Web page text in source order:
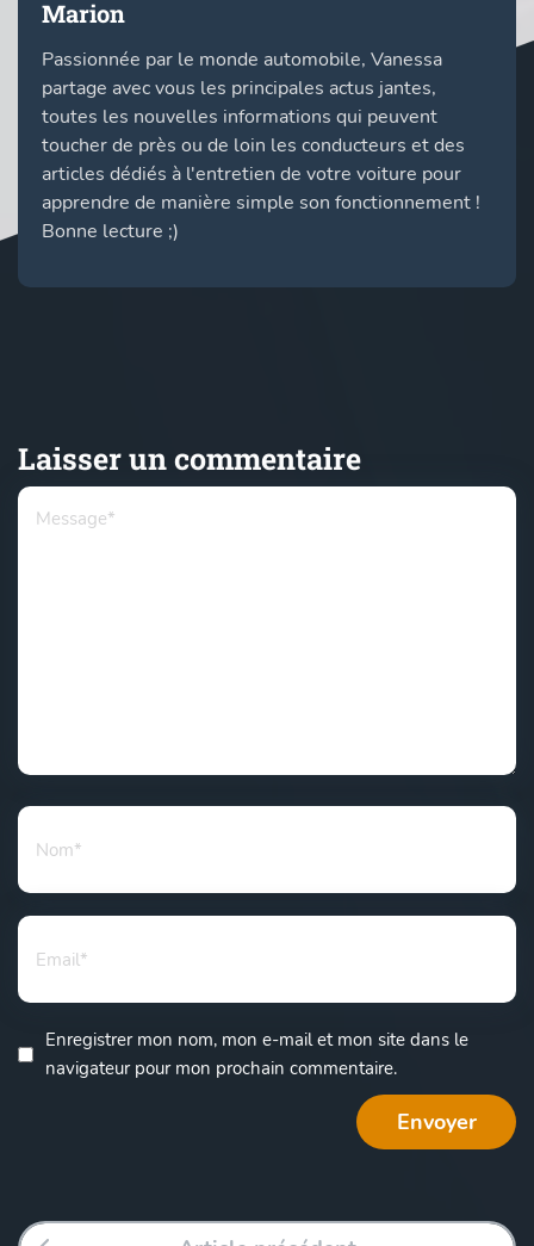
Marion
Passionnée par le monde automobile, Vanessa
partage avec vous les principales actus jantes,
toutes les nouvelles informations qui peuvent
toucher de près ou de loin les conducteurs et des
articles dédiés à l'entretien de votre voiture pour
apprendre de manière simple son fonctionnement !
Bonne lecture ;)
Laisser un commentaire
Enregistrer mon nom, mon e-mail et mon site dans le
navigateur pour mon prochain commentaire.